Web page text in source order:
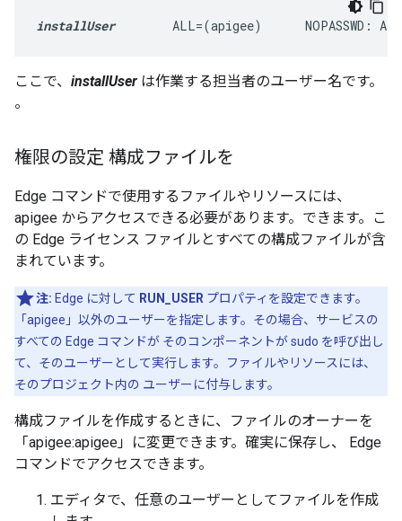
installUser
        ALL=(apigee)      NOPASSWD: ALL
ここで、 installUser は作業する担当者のユーザー名です。
。
権限の設定 構成ファイルを
Edge コマンドで使用するファイルやリソースには、
apigee からアクセスできる必要があります。できます。こ
の Edge ライセンス ファイルとすべての構成ファイルが含
まれています。
注: Edge に対して RUN_USER プロパティを設定できます。
「apigee」以外のユーザーを指定します。その場合、サービスの
すべての Edge コマンドが そのコンポーネントが sudo を呼び出し
て、そのユーザーとして実行します。ファイルやリソースには、
そのプロジェクト内の ユーザーに付与します。
構成ファイルを作成するときに、ファイルのオーナーを
「apigee:apigee」に変更できます。確実に保存し、 Edge
コマンドでアクセスできます。
エディタで、任意のユーザーとしてファイルを作成